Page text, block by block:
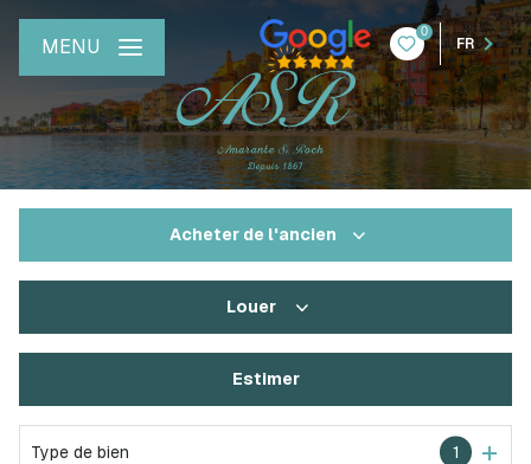
0
FR
MENU
Acheter de l'ancien
De l'immo pro
Louer
Estimer
Type de bien 1